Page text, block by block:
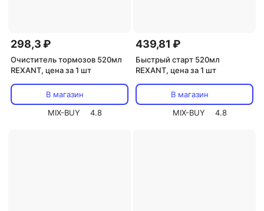
298,3 ₽
Очиститель тормозов 520мл
REXANT, цена за 1 шт
В магазин
MIX-BUY
4.8
439,81 ₽
Быстрый старт 520мл
REXANT, цена за 1 шт
В магазин
MIX-BUY
4.8